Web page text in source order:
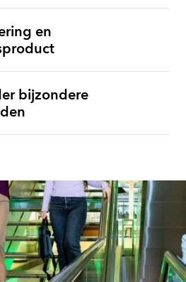
en
bijzondere